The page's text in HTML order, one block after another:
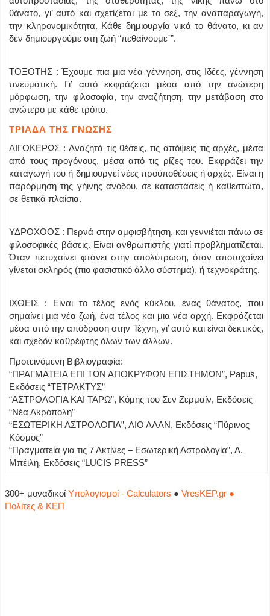
θάνατο, γι’ αυτό και σχετίζεται με το σεξ, την αναπαραγωγή,
την κληρονομικότητα. Κάθε δημιουργία νικά το θάνατο, κι αν
δεν δημιουργούμε στη ζωή “πεθαίνουμε¨”.
ΤΟΞΟΤΗΣ : Έχουμε πια μια νέα γέννηση, στις Ιδέες, γέννηση
πνευματική. Γι’ αυτό εκφράζεται μέσα από την ανώτερη
μόρφωση, την φιλοσοφία, την αναζήτηση, την μετάβαση στο
ανώτερο με κάθε τρόπο.
ΤΡΙΑΔΑ ΤΗΣ ΓΝΩΣΗΣ
ΑΙΓΟΚΕΡΩΣ : Αναζητά τις θέσεις, τις απόψεις τις αρχές, μέσα
από τους προγόνους, μέσα από τις ρίζες του. Εκφράζει την
καταγωγή του ή δημιουργεί νέες προϋποθέσεις ή αρχές. Είναι η
παρόρμηση της γήινης ανόδου, σε καταστάσεις ή καθεστώτα,
σε θετικά πλαίσια.
ΥΔΡΟΧΟΟΣ : Περνά στην αμφισβήτηση, και γεννιέται πάνω σε
φιλοσοφικές βάσεις. Είναι ανθρωπιστής γιατί προβληματίζεται.
Όταν πετυχαίνει φτάνει στην απολύτρωση, όταν αποτυχαίνει
γίνεται σκληρός (πιο φασιστικό άλλο σύστημα), ή τεχνοκράτης.
ΙΧΘΕΙΣ : Είναι το τέλος ενός κύκλου, ένας θάνατος, που
σημαίνει μια νέα ζωή, ένα τέλος και μια νέα αρχή. Εκφράζεται
μέσα από την απόδραση στην Τέχνη, γι’ αυτό και είναι δεκτικός,
και σχεδόν καθρέφτης όλων των άλλων.
Προτεινόμενη Βιβλιογραφία:
“ΠΡΑΓΜΑΤΕΙΑ ΕΠΙ ΤΩΝ ΑΠΟΚΡΥΦΩΝ ΕΠΙΣΤΗΜΩΝ”, Papus,
Εκδόσεις “ΤΕΤΡΑΚΤΥΣ”
“ΑΣΤΡΟΛΟΓΙΑ ΚΑΙ ΤΑΡΩ”, Κόμης του Σεν Ζερμαίν, Εκδόσεις
“Νέα Ακρόπολη”
“ΕΣΩΤΕΡΙΚΗ ΑΣΤΡΟΛΟΓΙΑ”, ΛΙΟ ΑΛΑΝ, Εκδόσεις “Πύρινος
Κόσμος”
“Πραγματεία για τις 7 Ακτίνες – Εσωτερική Αστρολογία”, Α.
Μπέιλη, Εκδόσεις “LUCIS PRESS”
300+ μοναδικοίΥπολογισμοί - Calculators ●VresKEP.gr ●
Πολίτες & ΚΕΠ